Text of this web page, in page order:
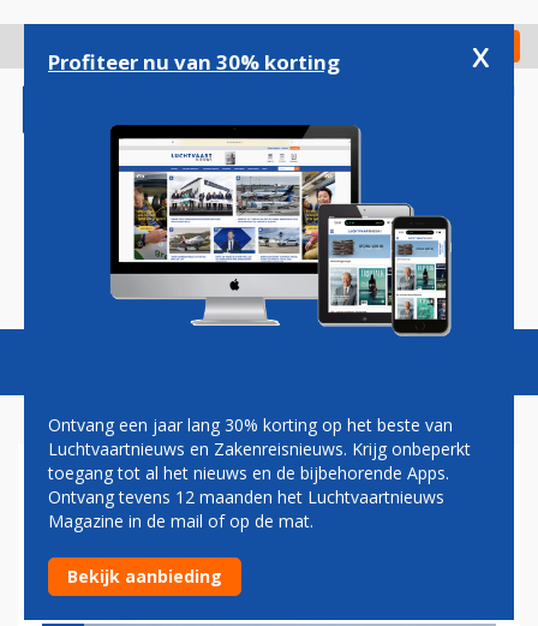
gaan
Check in
Magazine Podcasts Vacatures
IRAN DRAAGT 'ZWARTE
DOZEN' OEKRAÏENSE BOEING
OVER AAN FRANKRIJK
Profiteer nu van 30% korting x
Ontvang een jaar lang 30% korting op het beste van
Luchtvaartnieuws en Zakenreisnieuws. Krijg onbeperkt
toegang tot al het nieuws en de bijbehorende Apps.
Ontvang tevens 12 maanden het Luchtvaartnieuws
Magazine in de mail of op de mat.
Bekijk aanbieding